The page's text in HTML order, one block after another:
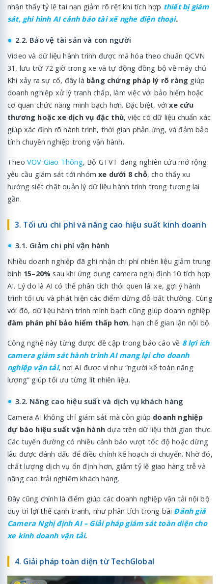
nhận thấy tỷ lệ tai nạn giảm rõ rệt khi tích hợp thiết bị giám
sát, ghi hình AI cảnh báo tài xế nghe điện thoại.
2.2. Bảo vệ tài sản và con người
Video và dữ liệu hành trình được mã hóa theo chuẩn QCVN
31, lưu trữ 72 giờ trong xe và tự động đồng bộ về máy chủ.
Khi xảy ra sự cố, đây là bằng chứng pháp lý rõ ràng giúp
doanh nghiệp xử lý tranh chấp, làm việc với bảo hiểm hoặc
cơ quan chức năng minh bạch hơn. Đặc biệt, vớixe cứu
thương hoặc xe dịch vụ đặc thù, việc có dữ liệu chuẩn xác
giúp xác định rõ hành trình, thời gian phản ứng, và đảm bảo
tính chuyên nghiệp trong vận hành.
Theo VOV Giao Thông, Bộ GTVT đang nghiên cứu mở rộng
yêu cầu giám sát tới nhómxe dưới 8 chỗ, cho thấy xu
hướng siết chặt quản lý dữ liệu hành trình trong tương lai
gần.
3. Tối ưu chi phí và nâng cao hiệu suất kinh doanh
3.1. Giảm chi phí vận hành
Nhiều doanh nghiệp đã ghi nhận chi phí nhiên liệu giảm trung
bình 15–20% sau khi ứng dụng camera nghị định 10 tích hợp
AI. Lý do là AI có thể phân tích thói quen lái xe, gợi ý hành
trình tối ưu và phát hiện các điểm dừng đỗ bất thường. Cùng
với đó, dữ liệu hành trình minh bạch cũng giúp doanh nghiệp
đàm phán phí bảo hiểm thấp hơn, hạn chế gian lận nội bộ.
Công nghệ này từng được đề cập trong báo cáo về 8 lợi ích
camera giám sát hành trình AI mang lại cho doanh
nghiệp vận tải, nơi AI được ví như “người kế toán năng
lượng” giúp tối ưu từng lít nhiên liệu.
3.2. Nâng cao hiệu suất và dịch vụ khách hàng
Camera AI không chỉ giám sát mà còn giúp doanh nghiệp
dự báo hiệu suất vận hành dựa trên dữ liệu thời gian thực.
Các tuyến đường có nhiều cảnh báo vượt tốc độ hoặc dừng
lâu được đánh dấu để điều chỉnh kế hoạch di chuyển. Nhờ đó,
chất lượng dịch vụ ổn định hơn, giảm tỷ lệ giao hàng trễ và
nâng cao trải nghiệm khách hàng.
Đây cũng chính là điểm giúp các doanh nghiệp vận tải nội bộ
duy trì lợi thế cạnh tranh, như phân tích trong bài Đánh giá
Camera Nghị định AI – Giải pháp giám sát toàn diện cho
xe kinh doanh vận tải.
4. Giải pháp toàn diện từ TechGlobal